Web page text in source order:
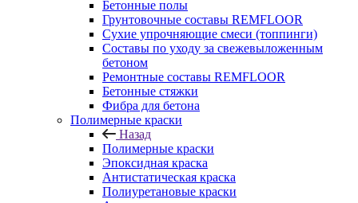
Бетонные полы
Грунтовочные составы REMFLOOR
Сухие упрочняющие смеси (топпинги)
Составы по уходу за свежевыложенным
бетоном
Ремонтные составы REMFLOOR
Бетонные стяжки
Фибра для бетона
Полимерные краски
Назад
Полимерные краски
Эпоксидная краска
Антистатическая краска
Полиуретановые краски